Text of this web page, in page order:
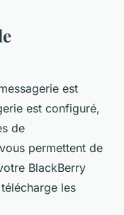
est
est configuré,
de
permettent de
BlackBerry
les